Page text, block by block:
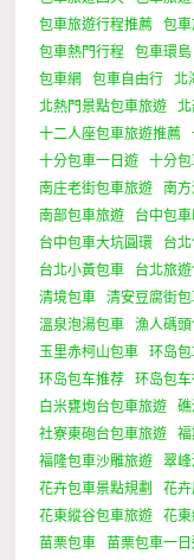
包車旅遊行程推薦
包
包車熱門行程
包車環島
包車網
包車自由行 北
北熱門景點包車旅遊
十二人座包車旅遊推薦
十分包車一日遊
十分
南庄老街包車旅遊
南
南部包車旅遊
台中包
台中包車大坑圓環
台
台北小黃包車
台北旅
清境包車
清安豆腐街
溫泉泡湯包車
漁人碼
玉里赤柯山包車
环岛
环岛包车推荐
环岛包车
白米甕炮台包車旅遊
社寮東砲台包車旅遊
福隆包車沙雕旅遊
翠
花卉包車景點規劃
花
花東縱谷包車旅遊
花
苗栗包車
苗栗包車一